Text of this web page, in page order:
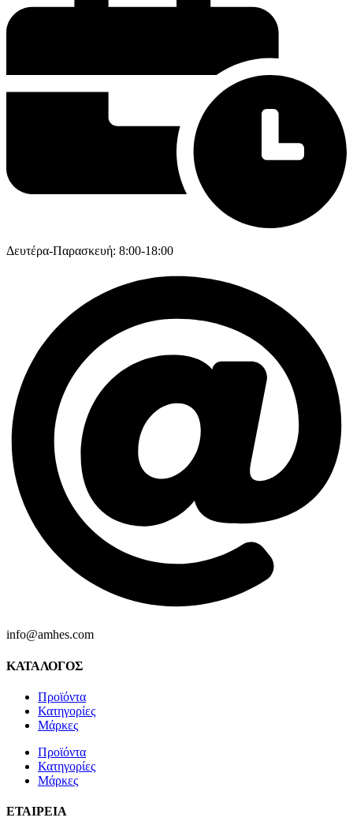
Δευτέρα-Παρασκευή: 8:00-18:00
info@amhes.com
ΚΑΤΑΛΟΓΟΣ
Προϊόντα
Κατηγορίες
Μάρκες
Προϊόντα
Κατηγορίες
Μάρκες
ΕΤΑΙΡΕΙΑ